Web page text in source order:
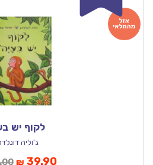
לקוף יש
ג'וליה
המחיר
₪ 39.90המחיר